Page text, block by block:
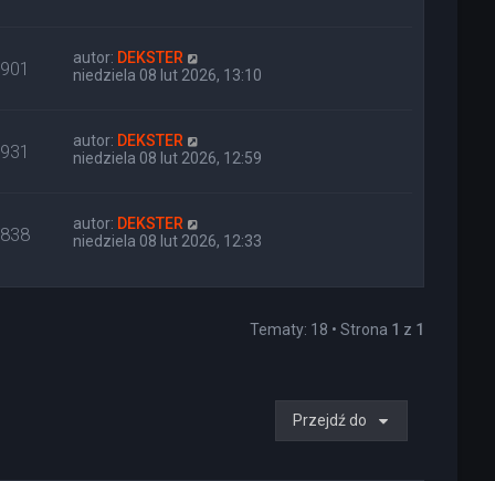
901 autor: DEKSTER
niedziela 08 lut 2026, 13:10
931 autor: DEKSTER
niedziela 08 lut 2026, 12:59
838 autor: DEKSTER
niedziela 08 lut 2026, 12:33
Tematy: 18 • Strona 1 z 1
Przejdź do